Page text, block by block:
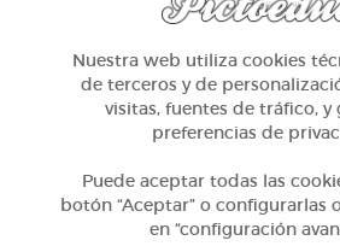
Nuestra web utiliza cookies
de terceros y de
visitas, fuentes de tráfico, y
preferencias de
Puede aceptar todas las
botón “Aceptar” o configurarlas
en “configuración